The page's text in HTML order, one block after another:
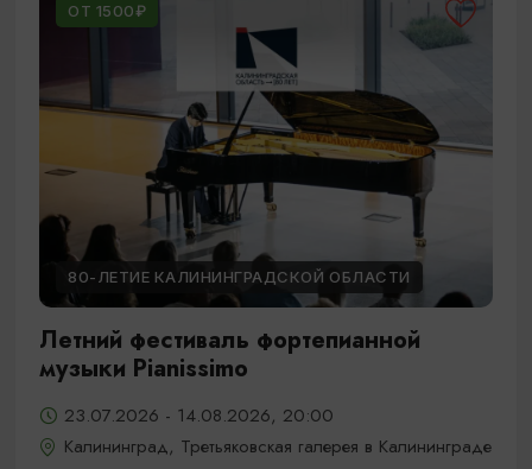
ОТ 1500₽
80-ЛЕТИЕ КАЛИНИНГРАДСКОЙ ОБЛАСТИ
Летний фестиваль фортепианной
музыки Pianissimo
23.07.2026 - 14.08.2026, 20:00
Калининград, Третьяковская галерея в Калининграде